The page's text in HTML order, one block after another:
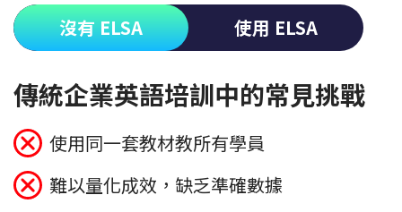
沒有 ELSA 使用 ELSA
傳統企業英語培訓中的常見挑戰
使用同一套教材教所有學員
難以量化成效，缺乏準確數據